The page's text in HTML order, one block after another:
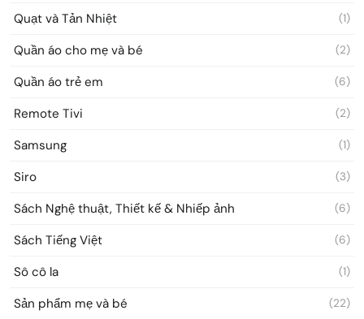
Quạt và Tản Nhiệt (1)
Quần áo cho mẹ và bé (2)
Quần áo trẻ em (6)
Remote Tivi (2)
Samsung (1)
Siro (3)
Sách Nghệ thuật, Thiết kế & Nhiếp ảnh (6)
Sách Tiếng Việt (6)
Sô cô la (1)
Sản phẩm mẹ và bé (22)